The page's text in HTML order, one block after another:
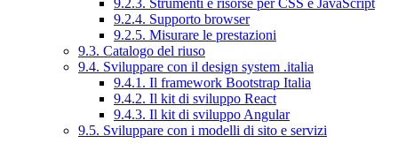
9.2.3. Strumenti e risorse per CSS e JavaScript
9.2.4. Supporto browser
9.2.5. Misurare le prestazioni
9.3. Catalogo del riuso
9.4. Sviluppare con il design system .italia
9.4.1. Il framework Bootstrap Italia
9.4.2. Il kit di sviluppo React
9.4.3. Il kit di sviluppo Angular
9.5. Sviluppare con i modelli di sito e servizi